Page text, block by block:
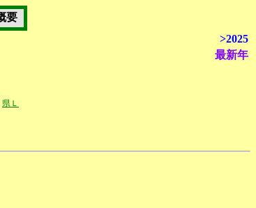
要
>2025
最新年
県Ｌ